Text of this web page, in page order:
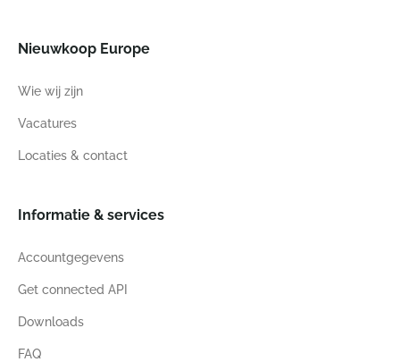
Nieuwkoop Europe
Wie wij zijn
Vacatures
Locaties & contact
Informatie & services
Accountgegevens
Get connected API
Downloads
FAQ